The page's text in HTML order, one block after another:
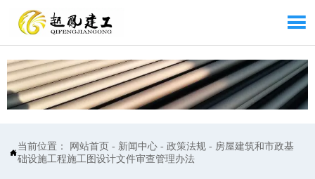


当前位置： 网站首页 - 新闻中心 -政策法规 - 房屋建筑和市政基
础设施工程施工图设计文件审查管理办法